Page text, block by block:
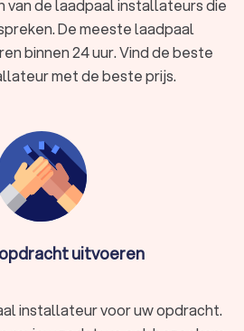
we het belang van betrouwbare
voldoen aan de hoogste normen van
Ons platform biedt u de
en kosteloos offertes aan te
Sint-Niklaas die gespecialiseerd zijn
en geniet van de zekerheid dat uw
in goede handen zijn.
van de laadpaal installateurs die
De meeste laadpaal
binnen 24 uur. Vind de beste
met de beste prijs.
uitvoeren
installateur voor uw opdracht.